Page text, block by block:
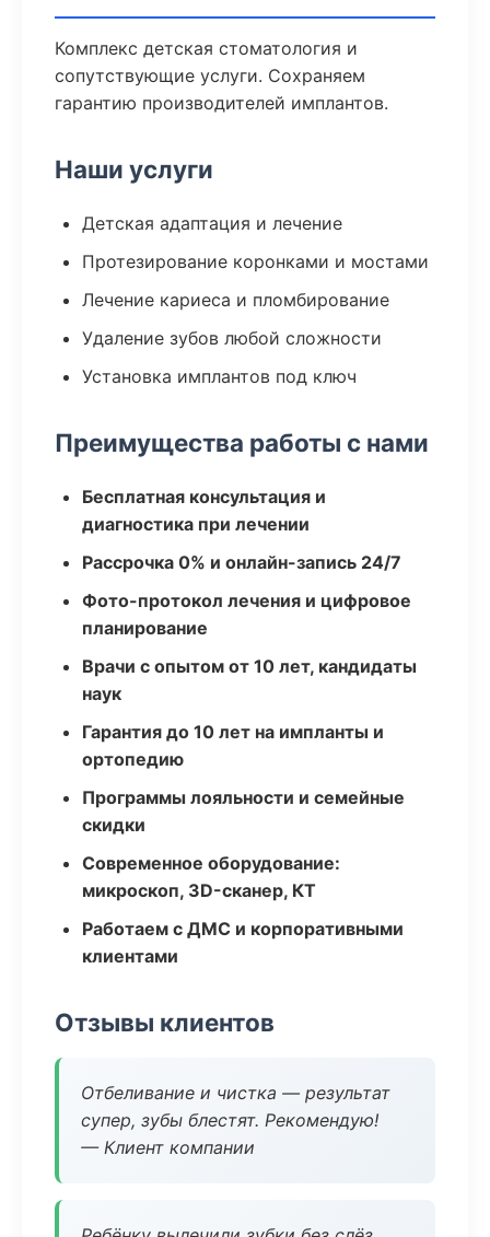
Комплекс детская стоматология и
сопутствующие услуги. Сохраняем
гарантию производителей имплантов.
Наши услуги
Детская адаптация и лечение
Протезирование коронками и мостами
Лечение кариеса и пломбирование
Удаление зубов любой сложности
Установка имплантов под ключ
Преимущества работы с нами
Бесплатная консультация и
диагностика при лечении
Рассрочка 0% и онлайн-запись 24/7
Фото-протокол лечения и цифровое
планирование
Врачи с опытом от 10 лет, кандидаты
наук
Гарантия до 10 лет на импланты и
ортопедию
Программы лояльности и семейные
скидки
Современное оборудование:
микроскоп, 3D-сканер, КТ
Работаем с ДМС и корпоративными
клиентами
Отзывы клиентов
Отбеливание и чистка — результат
супер, зубы блестят. Рекомендую!
— Клиент компании